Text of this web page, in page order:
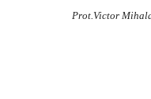
Prot.Victor